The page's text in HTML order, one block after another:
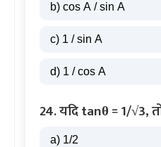
b) cos A / sin A
c) 1 / sin A
d) 1 / cos A
24. यदि tanθ = 1/√3,
a) 1/2